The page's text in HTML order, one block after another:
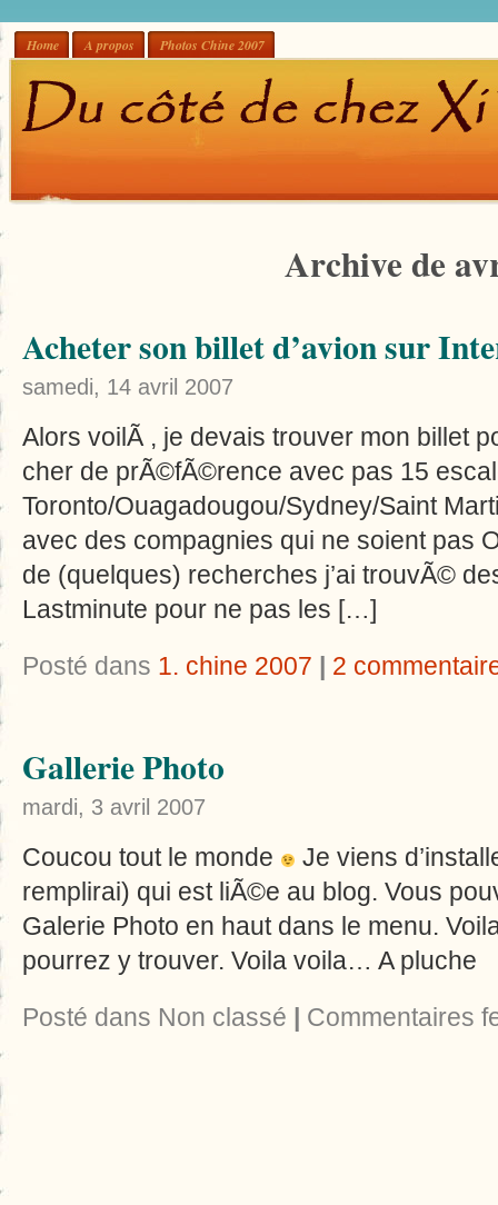
Home A propos Photos Chine 2007
Archive de
Acheter son billet d’avion sur
samedi, 14 avril 2007
Alors voilÃ , je devais trouver mon billet
cher de prÃ©fÃ©rence avec pas 15
Toronto/Ouagadougou/Sydney/Saint
avec des compagnies qui ne soient pas
de (quelques) recherches j’ai trouvÃ©
Lastminute pour ne pas les […]
Posté dans 1. chine 2007 | 2
Gallerie Photo
mardi, 3 avril 2007
Coucou tout le monde
Je viens
remplirai) qui est liÃ©e au blog. Vous
Galerie Photo en haut dans le menu.
pourrez y trouver. Voila voila… A pluche
Posté dans Non classé | Commentaires